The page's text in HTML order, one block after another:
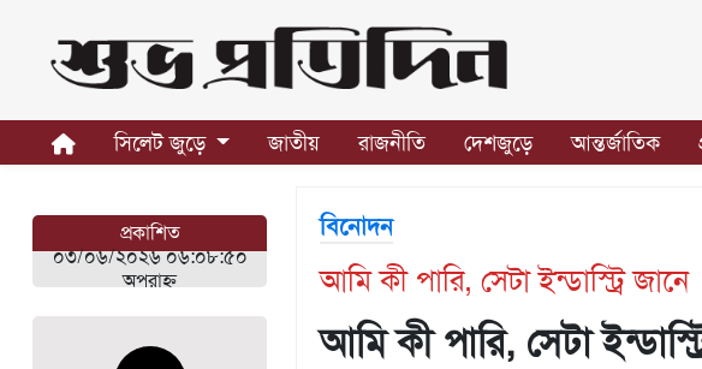
জুড়ে
সিলেট
মৌলভীবাজার
হবিগঞ্জ
জাতীয়
সিলেট জুড়ে জাতীয় রাজনীতি দেশজুড়ে আন্তর্জাতিক
প্রকাশিত
০৩/০৬/২০২৬ ০৬:০৮:৫০
অপরাহ্ন
বিনোদন
আমি কী পারি, সেটা ইন্ডাস্ট্রি জানে
আমি কী পারি, সেটা